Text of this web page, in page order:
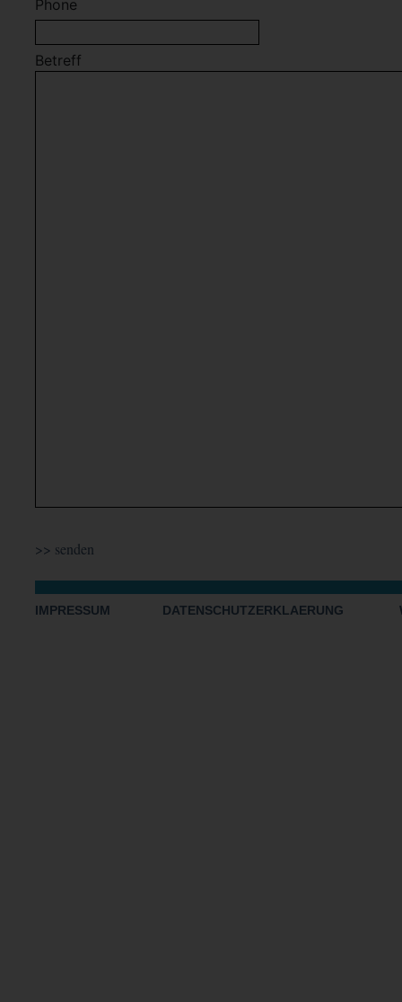
Phone
Betreff
IMPRESSUM DATENSCHUTZERKLAERUNG